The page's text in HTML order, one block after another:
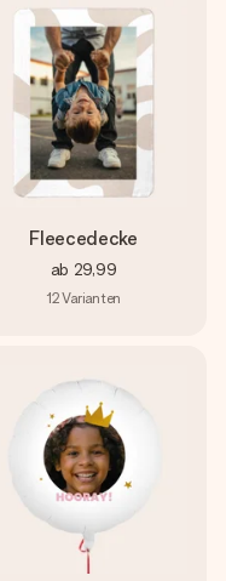
Fleecedecke
ab 29,99
12Varianten